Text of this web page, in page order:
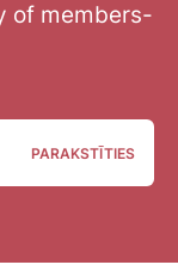
of members-
PARAKSTĪTIES